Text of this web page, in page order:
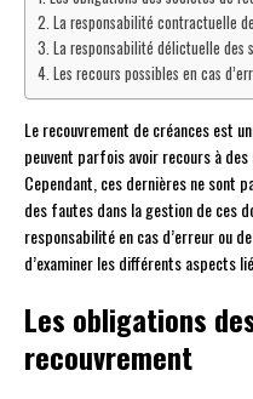
La responsabilité contractuelle
La responsabilité délictuelle des
Les recours possibles en cas
Le recouvrement de créances est
peuvent parfois avoir recours à
Cependant, ces dernières ne sont
des fautes dans la gestion de ces
responsabilité en cas d’erreur ou
d’examiner les différents aspects
Les obligations
recouvrement